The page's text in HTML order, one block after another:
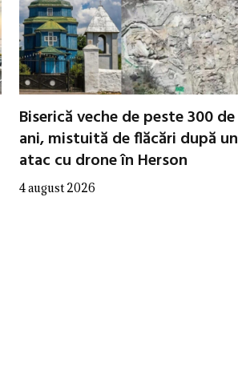
Biserică veche de peste 300 de
ani, mistuită de flăcări după un
atac cu drone în Herson
4 august 2026